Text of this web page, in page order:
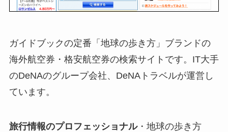
ガイドブックの定番「地球の歩き方」ブランドの
海外航空券・格安航空券の検索サイトです。IT大手
のDeNAのグループ会社、DeNAトラベルが運営し
ています。
旅行情報のプロフェッショナル・地球の歩き方